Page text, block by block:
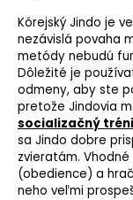
Kórejský Jindo je
nezávislá povaha
metódy nebudú
Dôležité je
odmeny, aby ste
pretože Jindovia
socializačný
sa Jindo dobre
zvieratám.
(obedience) a
neho veľmi